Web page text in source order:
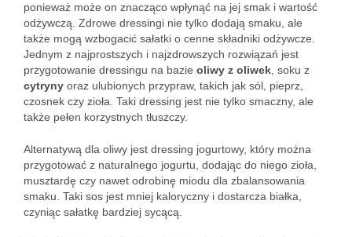
ponieważ może on znacząco wpłynąć na jej smak i wartość
odżywczą. Zdrowe dressingi nie tylko dodają smaku, ale
także mogą wzbogacić sałatki o cenne składniki odżywcze.
Jednym z najprostszych i najzdrowszych rozwiązań jest
przygotowanie dressingu na bazie oliwy z oliwek , soku z
cytryny oraz ulubionych przypraw, takich jak sól, pieprz,
czosnek czy zioła. Taki dressing jest nie tylko smaczny, ale
także pełen korzystnych tłuszczy.
Alternatywą dla oliwy jest dressing jogurtowy, który można
przygotować z naturalnego jogurtu, dodając do niego zioła,
musztardę czy nawet odrobinę miodu dla zbalansowania
smaku. Taki sos jest mniej kaloryczny i dostarcza białka,
czyniąc sałatkę bardziej sycącą.